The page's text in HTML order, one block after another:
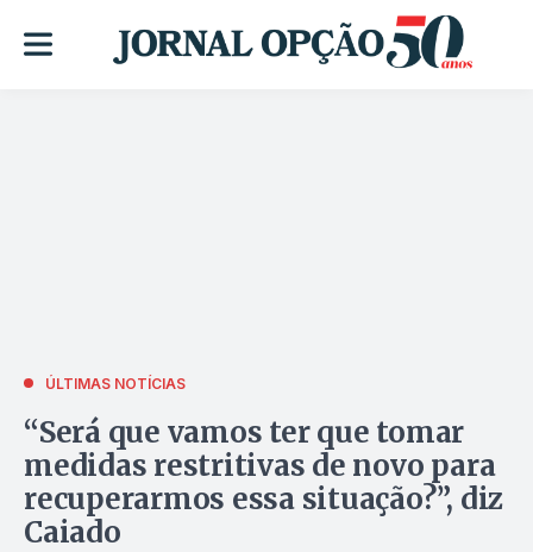
ÚLTIMAS NOTÍCIAS
“Será que vamos ter que tomar
medidas restritivas de novo para
recuperarmos essa situação?”, diz
Caiado